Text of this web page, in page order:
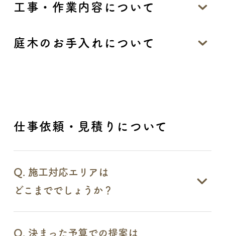
工事・作業内容について
庭木のお手入れについて
仕事依頼・見積りについて
Q. 施工対応エリアは
どこまででしょうか？
Q. 決まった予算での提案は